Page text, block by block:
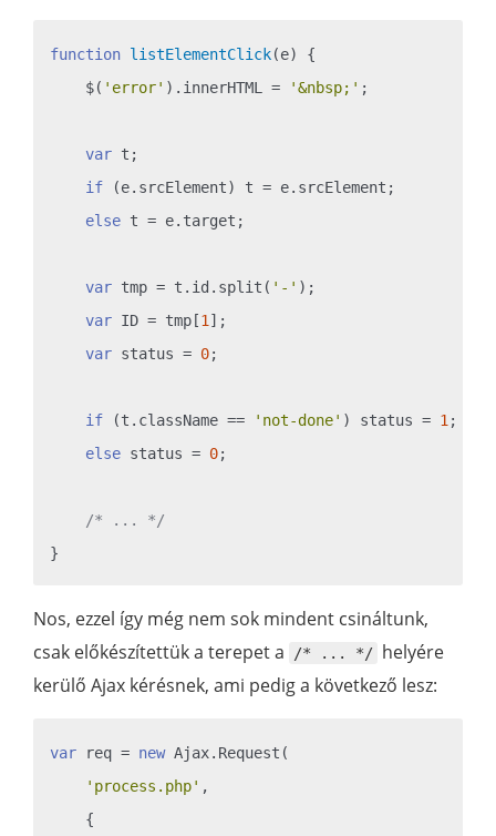
function listElementClick(e) {
    $(
'error' ).innerHTML = '&nbsp;' ;
var t;
if (e.srcElement) t = e.srcElement;
else t = e.target;
var tmp = t.id.split( '-' );
var ID = tmp[1 ];
var status = 0;
if (t.className == 'not-done' ) status = 1 ;
else status = 0;
/* ... */
Nos, ezzel így még nem sok mindent csináltunk,
csak előkészítettük a terepet a
/* ... */ helyére
kerülő Ajax kérésnek, ami pedig a következő lesz:
var req = new Ajax.Request(
'process.php' ,
    {